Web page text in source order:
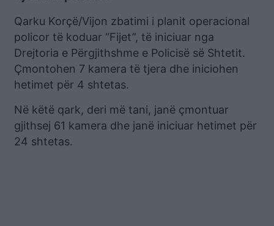
Qarku Korçë/Vijon zbatimi i planit operacional
policor të koduar “Fijet”, të iniciuar nga
Drejtoria e Përgjithshme e Policisë së Shtetit.
Çmontohen 7 kamera të tjera dhe iniciohen
hetimet për 4 shtetas.
Në këtë qark, deri më tani, janë çmontuar
gjithsej 61 kamera dhe janë iniciuar hetimet për
24 shtetas.